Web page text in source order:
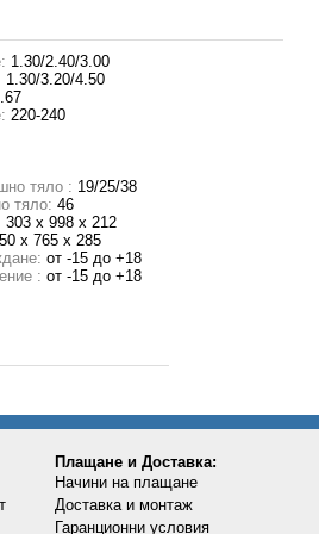
1.30/2.40/3.00
1.30/3.20/4.50
220-240
тяло : 19/25/38
тяло: 46
303 x 998 x 212
x 765 x 285
от -15 до +18
: от -15 до +18
Плащане и Доставка:
Начини на плащане
Доставка и монтаж
Гаранционни условия